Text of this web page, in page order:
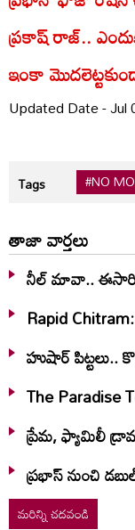
ప్రకాష్ రాజ్..
ఇంకా
Updated Date -
Tags #NO
తాజా వార్తలు
నీల్ మావా.. ఈసారి
Rapid
హుషార్‌ పిట్టలు..
The Paradise
ప్రేమ, ఫ్యామిలీ
ప్రభాస్ నుంచి
మరిన్ని చదవండి